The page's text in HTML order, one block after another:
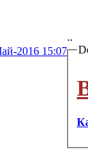
2016 15:07
..